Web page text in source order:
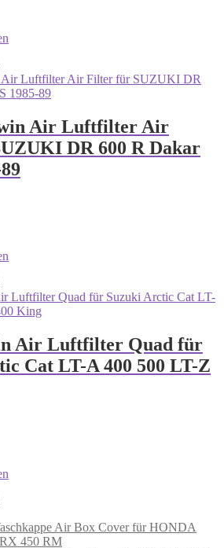
Air Luftfilter Air
DR 600 R Dakar
Air Luftfilter Quad für
Cat LT-A 400 500 LT-Z